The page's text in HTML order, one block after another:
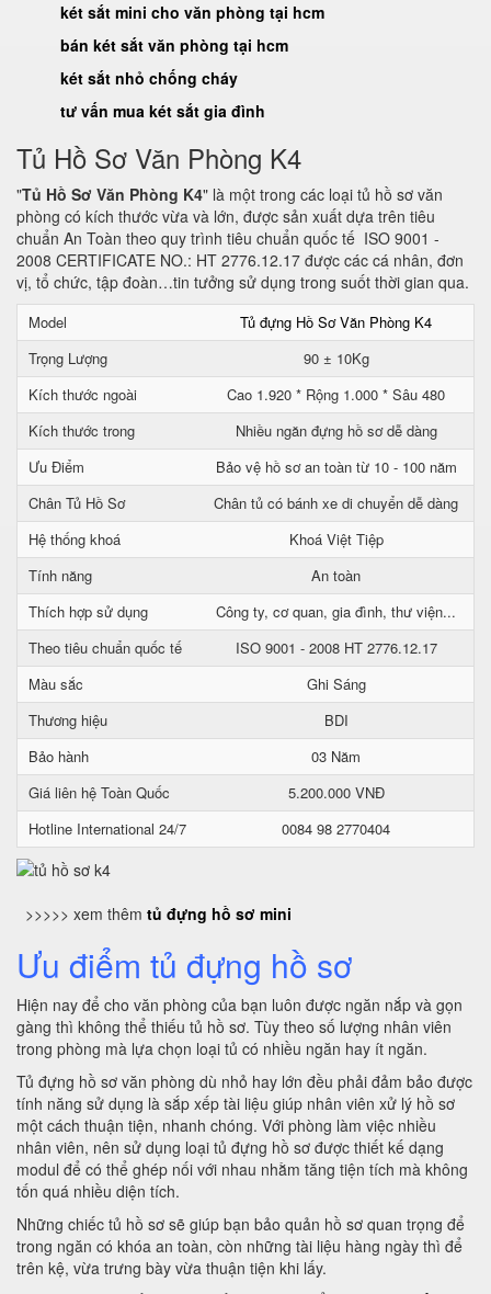
két sắt mini cho văn phòng tại hcm
bán két sắt văn phòng tại hcm
két sắt nhỏ chống cháy
tư vấn mua két sắt gia đình
Tủ Hồ Sơ Văn Phòng K4
"Tủ Hồ Sơ Văn Phòng K4" là một trong các loại tủ hồ sơ văn
phòng có kích thước vừa và lớn, được sản xuất dựa trên tiêu
chuẩn An Toàn theo quy trình tiêu chuẩn quốc tế ISO 9001 -
2008 CERTIFICATE NO.: HT 2776.12.17 được các cá nhân, đơn
vị, tổ chức, tập đoàn…tin tưởng sử dụng trong suốt thời gian qua.
Model
Tủ đựng Hồ Sơ Văn Phòng K4
Trọng Lượng
90 ± 10Kg
Kích thước ngoài
Cao 1.920 * Rộng 1.000 * Sâu 480
Kích thước trong
Nhiều ngăn đựng hồ sơ dễ dàng
Ưu Điểm
Bảo vệ hồ sơ an toàn từ 10 - 100 năm
Chân Tủ Hồ Sơ
Chân tủ có bánh xe di chuyển dễ dàng
Hệ thống khoá
Khoá Việt Tiệp
Tính năng
An toàn
Thích hợp sử dụng
Công ty, cơ quan, gia đình, thư viện...
Theo tiêu chuẩn quốc tế
ISO 9001 - 2008 HT 2776.12.17
Màu sắc
Ghi Sáng
Thương hiệu
BDI
Bảo hành
03 Năm
Giá liên hệ Toàn Quốc
5.200.000 VNĐ
Hotline International 24/7
0084 98 2770404
>>>>> xem thêm tủ đựng hồ sơ mini
Ưu điểm tủ đựng hồ sơ
Hiện nay để cho văn phòng của bạn luôn được ngăn nắp và gọn
gàng thì không thể thiếu tủ hồ sơ. Tùy theo số lượng nhân viên
trong phòng mà lựa chọn loại tủ có nhiều ngăn hay ít ngăn.
Tủ đựng hồ sơ văn phòng dù nhỏ hay lớn đều phải đảm bảo được
tính năng sử dụng là sắp xếp tài liệu giúp nhân viên xử lý hồ sơ
một cách thuận tiện, nhanh chóng. Với phòng làm việc nhiều
nhân viên, nên sử dụng loại tủ đựng hồ sơ được thiết kế dạng
modul để có thể ghép nối với nhau nhằm tăng tiện tích mà không
tốn quá nhiều diện tích.
Những chiếc tủ hồ sơ sẽ giúp bạn bảo quản hồ sơ quan trọng để
trong ngăn có khóa an toàn, còn những tài liệu hàng ngày thì để
trên kệ, vừa trưng bày vừa thuận tiện khi lấy.